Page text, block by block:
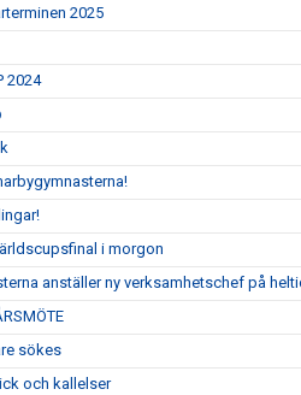
2025
2024
i morgon
anställer ny verksamhetschef på
sökes
och kallelser